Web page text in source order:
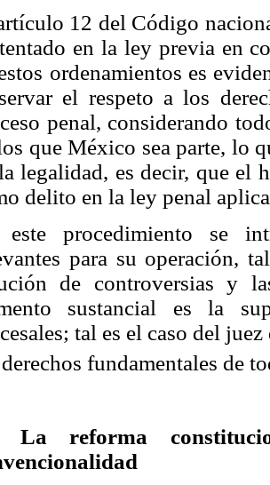
12 del Código
en la ley previa en
ordenamientos es
el respeto a los
penal, considerando
que México sea parte, lo
legalidad, es decir, que el
delito en la ley penal
procedimiento se
para su operación,
de controversias y
sustancial es la
tal es el caso del
fundamentales de
La reforma